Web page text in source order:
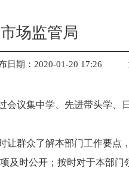
市场监管局
日期：2020-01-20 17:26
会议集中学、先进带头学、
让群众了解本部门工作要点
及时公开；按时对于本部